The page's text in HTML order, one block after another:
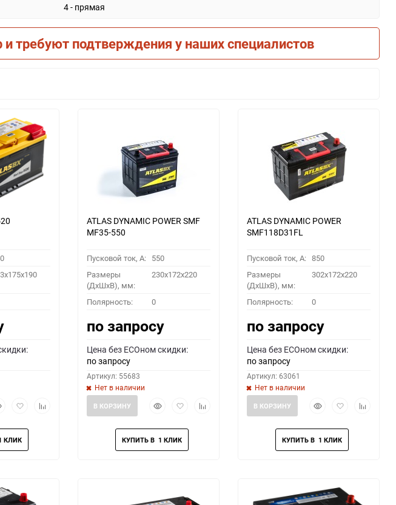
4 - прямая
и требуют подтверждения у наших специалистов
Добавить
избранное
Добавить
ATLAS DYNAMIC POWER SMF
MF35-550
Пусковой ток, A: 550
Размеры
(ДхШхВ), мм:
230x172x220
Полярность: 0
по запросу
Цена без ECOном скидки:
по запросу
Артикул: 55683
Нет в наличии
БыстрыйДобавить
избранное
Добавить
В КОРЗИНУ
ATLAS DYNAMIC POWER
SMF118D31FL
Пусковой ток, A: 850
Размеры
(ДхШхВ), мм:
302x172x220
Полярность: 0
по запросу
Цена без ECOном скидки:
по запросу
Артикул: 63061
Нет в наличии
БыстрыйДобавить
избранное
Добавить
В КОРЗИНУ